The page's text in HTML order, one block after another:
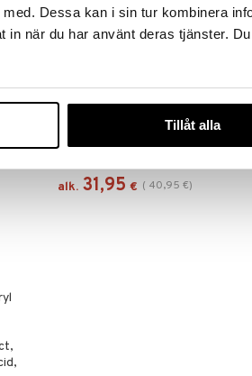
Dessa kan i sin tur kombinera
in när du har använt deras tjänster. Du
Tillåt alla
Saatavana useana
vaihtoehtona
Revitalizing Supreme+
Youth Power Cream
alk. 31,95 € ( 40,95 €)